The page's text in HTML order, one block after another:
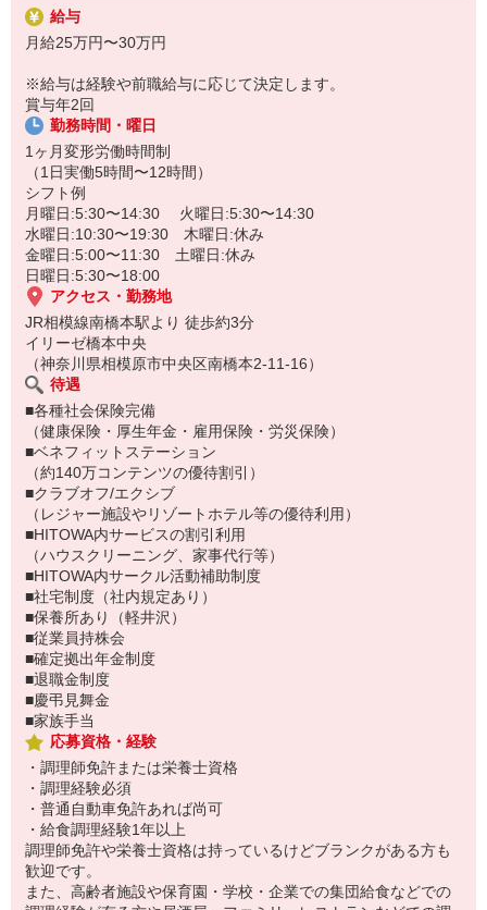
給与
月給25万円〜30万円
※給与は経験や前職給与に応じて決定します。
賞与年2回
勤務時間・曜日
1ヶ月変形労働時間制
（1日実働5時間〜12時間）
シフト例
月曜日:5:30〜14:30 火曜日:5:30〜14:30
水曜日:10:30〜19:30 木曜日:休み
金曜日:5:00〜11:30 土曜日:休み
日曜日:5:30〜18:00
アクセス・勤務地
JR相模線南橋本駅より 徒歩約3分
イリーゼ橋本中央
（神奈川県相模原市中央区南橋本2-11-16）
待遇
■各種社会保険完備
（健康保険・厚生年金・雇用保険・労災保険）
■ベネフィットステーション
（約140万コンテンツの優待割引）
■クラブオフ/エクシブ
（レジャー施設やリゾートホテル等の優待利用）
■HITOWA内サービスの割引利用
（ハウスクリーニング、家事代行等）
■HITOWA内サークル活動補助制度
■社宅制度（社内規定あり）
■保養所あり（軽井沢）
■従業員持株会
■確定拠出年金制度
■退職金制度
■慶弔見舞金
■家族手当
応募資格・経験
・調理師免許または栄養士資格
・調理経験必須
・普通自動車免許あれば尚可
・給食調理経験1年以上
調理師免許や栄養士資格は持っているけどブランクがある方も
歓迎です。
また、高齢者施設や保育園・学校・企業での集団給食などでの